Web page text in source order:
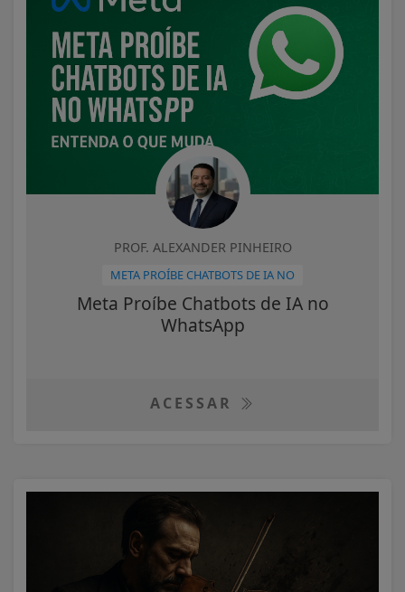
PROF. ALEXANDER PINHEIRO
META PROÍBE CHATBOTS DE IA NO
Meta Proíbe Chatbots de IA no
WhatsApp
ACESSAR